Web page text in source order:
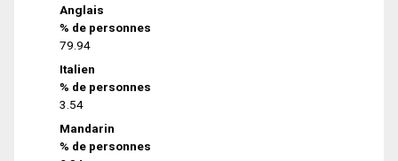
Anglais
% de personnes
79.94
Italien
% de personnes
3.54
Mandarin
% de personnes